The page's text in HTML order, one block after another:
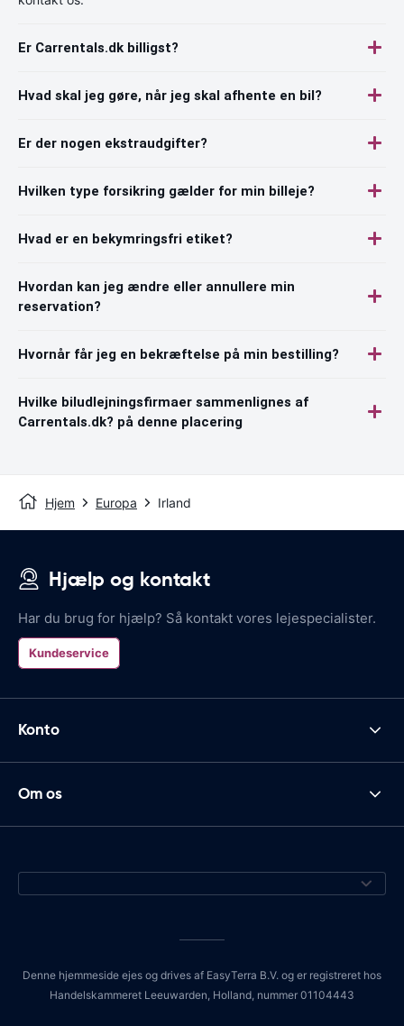
Er Carrentals.dk billigst?
Hvad skal jeg gøre, når jeg skal afhente en bil?
Er der nogen ekstraudgifter?
Hvilken type forsikring gælder for min billeje?
Hvad er en bekymringsfri etiket?
Hvordan kan jeg ændre eller annullere min
reservation?
Hvornår får jeg en bekræftelse på min bestilling?
Hvilke biludlejningsfirmaer sammenlignes af
Carrentals.dk? på denne placering
Hjem Europa Irland
Hjælp og kontakt
Har du brug for hjælp? Så kontakt vores lejespecialister.
Kundeservice
Konto
Om os
Denne hjemmeside ejes og drives af EasyTerra B.V. og er registreret hos
Handelskammeret Leeuwarden, Holland, nummer 01104443